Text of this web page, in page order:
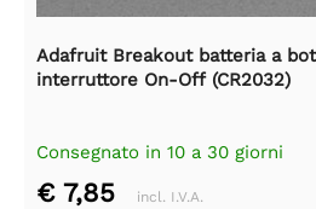
Adafruit Breakout batteria a
interruttore On-Off (CR2032)
Consegnato in 10 a 30 giorni
€ 7,85 incl. I.V.A.